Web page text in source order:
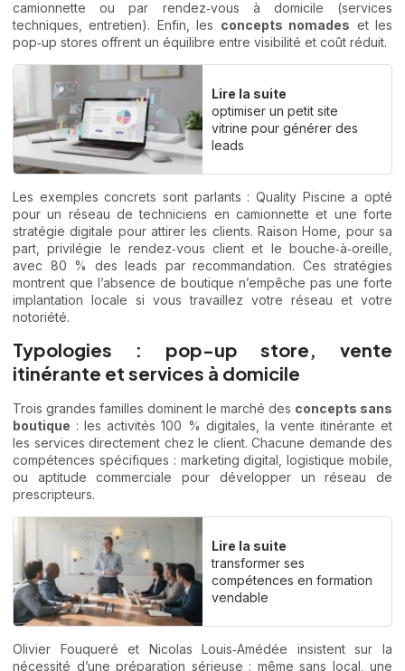
camionnette ou par rendez‑vous à domicile (services
techniques, entretien). Enfin, les concepts nomades et les
pop‑up stores offrent un équilibre entre visibilité et coût réduit.
Lire la suite
optimiser un petit site
vitrine pour générer des
leads
Les exemples concrets sont parlants : Quality Piscine a opté
pour un réseau de techniciens en camionnette et une forte
stratégie digitale pour attirer les clients. Raison Home, pour sa
part, privilégie le rendez‑vous client et le bouche‑à‑oreille,
avec 80 % des leads par recommandation. Ces stratégies
montrent que l’absence de boutique n’empêche pas une forte
implantation locale si vous travaillez votre réseau et votre
notoriété.
Typologies : pop-up store, vente
itinérante et services à domicile
Trois grandes familles dominent le marché des concepts sans
boutique : les activités 100 % digitales, la vente itinérante et
les services directement chez le client. Chacune demande des
compétences spécifiques : marketing digital, logistique mobile,
ou aptitude commerciale pour développer un réseau de
prescripteurs.
Lire la suite
transformer ses
compétences en formation
vendable
Olivier Fouqueré et Nicolas Louis‑Amédée insistent sur la
nécessité d’une préparation sérieuse : même sans local, une